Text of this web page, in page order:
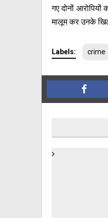
गए दोनों
मालूम कर उनके
Labels: crime